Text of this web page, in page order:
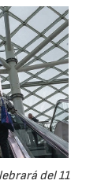
del 11